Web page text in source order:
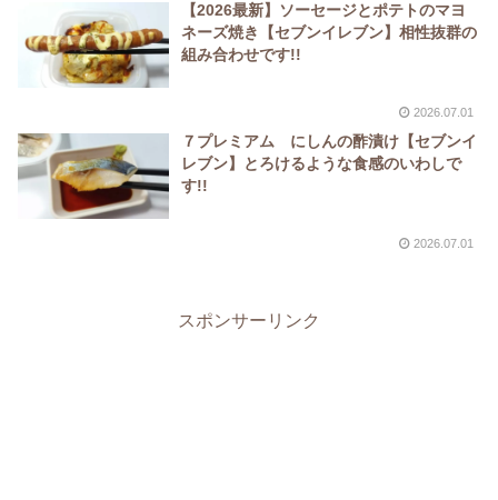
【2026最新】ソーセージとポテトのマヨ
ネーズ焼き【セブンイレブン】相性抜群の
組み合わせです!!
2026.07.01
７プレミアム にしんの酢漬け【セブンイ
レブン】とろけるような食感のいわしで
す!!
2026.07.01
スポンサーリンク